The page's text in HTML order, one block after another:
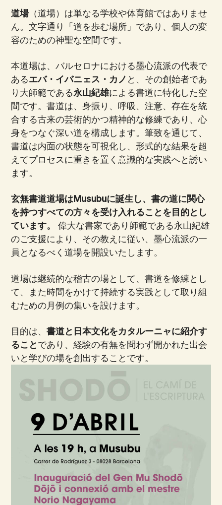
道場（道場）は単なる学校や体育館ではありませ
ん。文字通り「道を歩む場所」であり、個人の変
容のための神聖な空間です。
本道場は、バルセロナにおける墨心流派の代表で
あるエバ・イバニェス・カノ と、その創始者であ
り大師範である永山紀雄による書道に特化した空
間です。書道は、身振り、呼吸、注意、存在を統
合する古来の芸術的かつ精神的な修練であり、心
身をつなぐ深い道を構成します。筆致を通じて、
書道は内面の状態を可視化し、形式的な結果を超
えてプロセスに重きを置く意識的な実践へと誘い
ます。
玄無書道道場はMusubuに誕生し、書の道に関心
を持つすべての方々を受け入れることを目的とし
ています。偉大な書家であり師範である永山紀雄
のご支援により、その教えに従い、墨心流派の一
員となるべく道場を開設いたします。
道場は継続的な稽古の場として、書道を修練とし
て、また時間をかけて持続する実践として取り組
むための月例の集いを設けます。
目的は、書道と日本文化をカタルーニャに紹介す
ることであり、経験の有無を問わず開かれた出会
いと学びの場を創出することです。